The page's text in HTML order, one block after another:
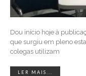
Dou início hoje à
que surgiu em pleno
colegas utilizam
LER MAIS...